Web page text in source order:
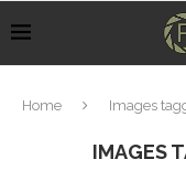
Home Images
IMAGES